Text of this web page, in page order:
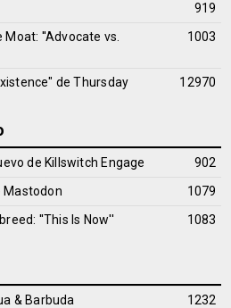
919
''Advocate vs.
1003
deThursday 12970
de Killswitch Engage
902
Mastodon
1079
''This Is Now''
1083
& Barbuda
1232